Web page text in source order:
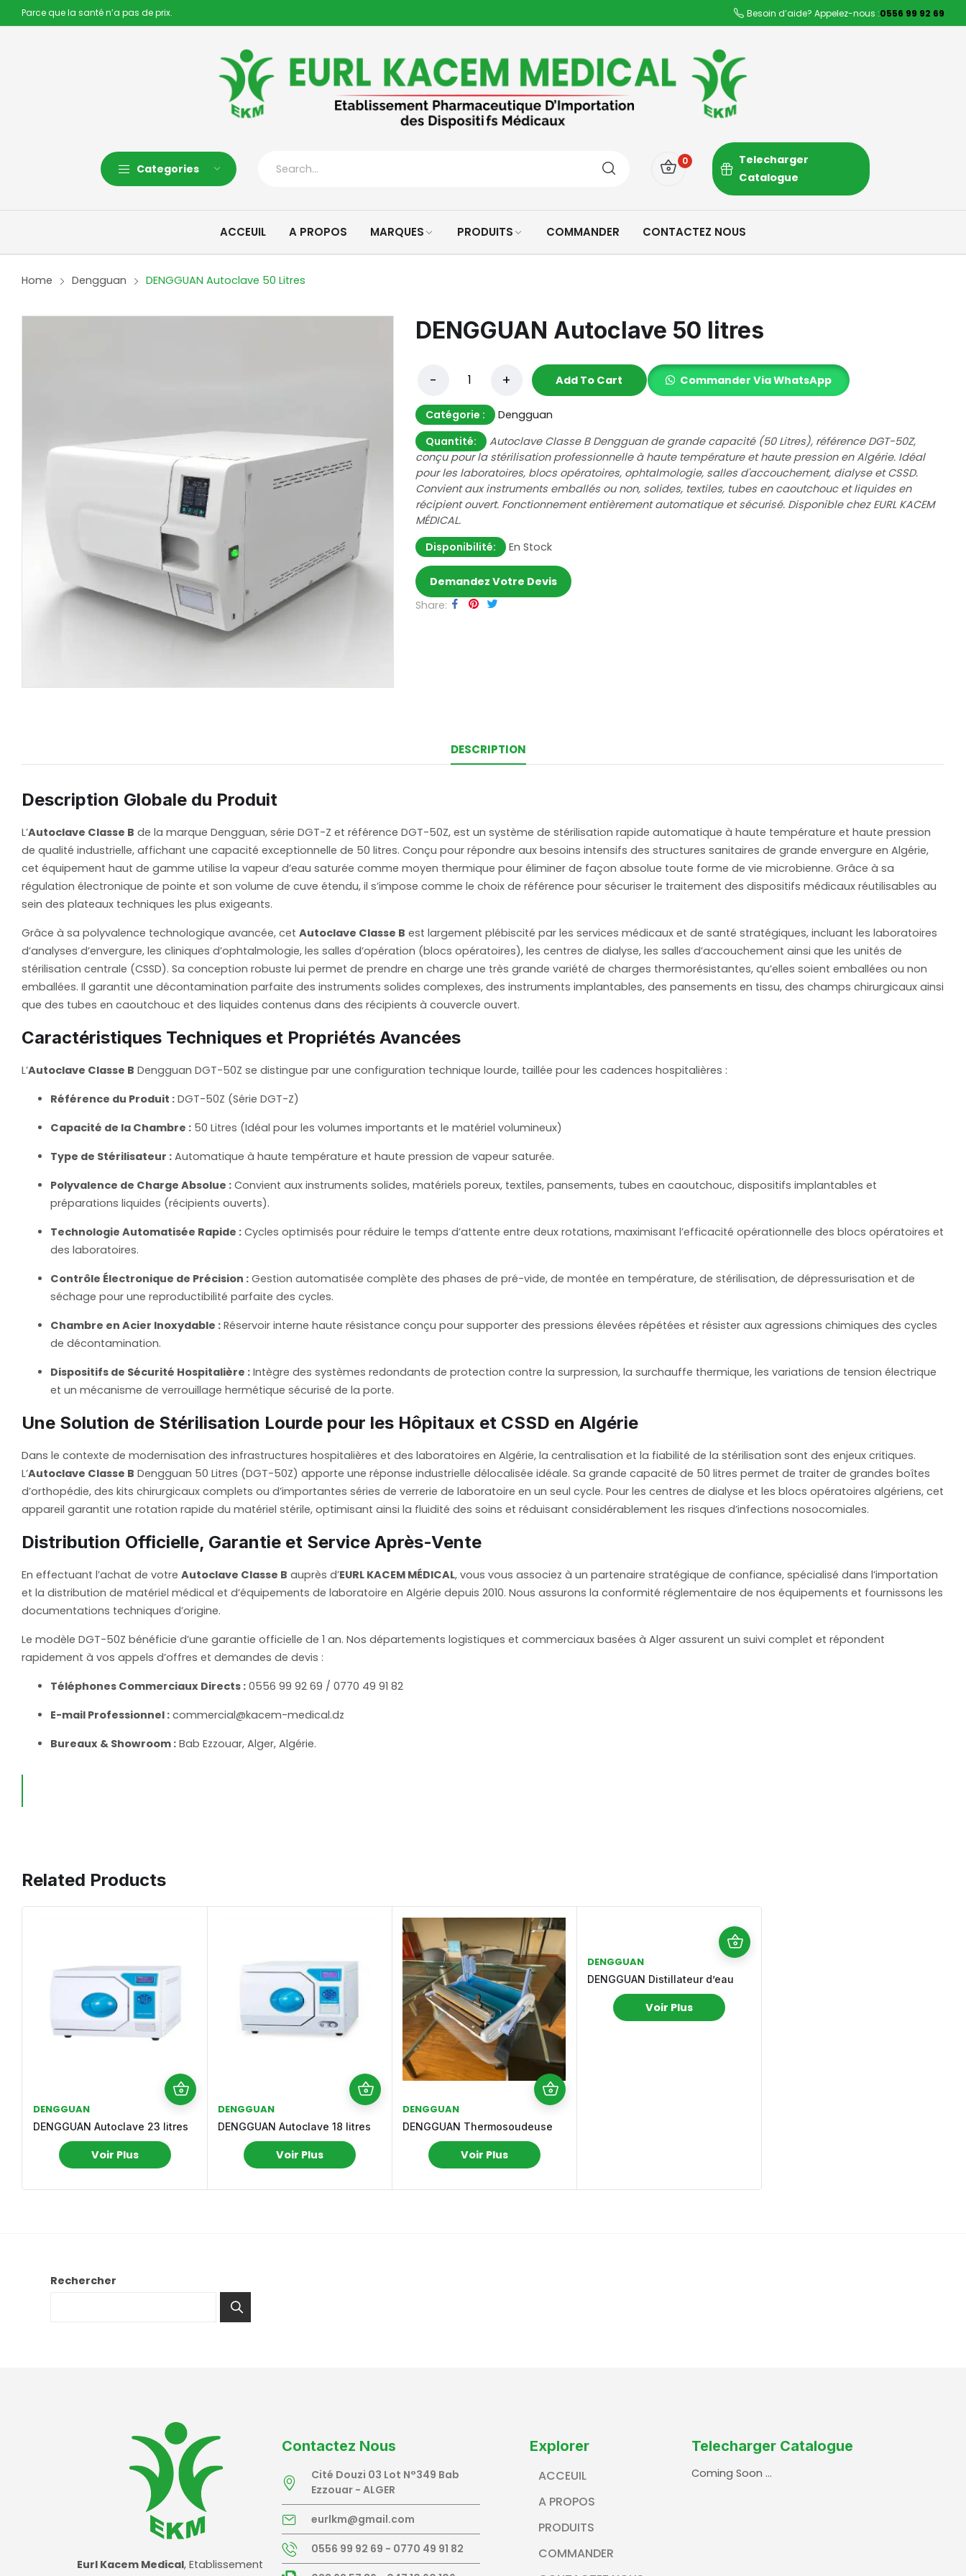
Parce que la santé n’a pas de prix. Besoin d’aide? Appelez-nous :0556 99 92 69
Categories
0
Telecharger
Catalogue
ACCEUIL A PROPOS MARQUES PRODUITS COMMANDER CONTACTEZ NOUS
Home Dengguan DENGGUAN Autoclave 50 Litres
DENGGUAN Autoclave 50 litres
Add To Cart Commander Via WhatsApp
Catégorie :
Dengguan
Quantité:
Autoclave Classe B Dengguan de grande capacité (50 Litres), référence DGT-50Z,
conçu pour la stérilisation professionnelle à haute température et haute pression en Algérie. Idéal
pour les laboratoires, blocs opératoires, ophtalmologie, salles d'accouchement, dialyse et CSSD.
Convient aux instruments emballés ou non, solides, textiles, tubes en caoutchouc et liquides en
récipient ouvert. Fonctionnement entièrement automatique et sécurisé. Disponible chez EURL KACEM
MÉDICAL.
Disponibilité:
En Stock
Demandez Votre Devis
Share
DESCRIPTION
Description Globale du Produit
L’Autoclave Classe B de la marque Dengguan, série DGT-Z et référence DGT-50Z, est un système de stérilisation rapide automatique à haute température et haute pression
de qualité industrielle, affichant une capacité exceptionnelle de 50 litres. Conçu pour répondre aux besoins intensifs des structures sanitaires de grande envergure en Algérie,
cet équipement haut de gamme utilise la vapeur d’eau saturée comme moyen thermique pour éliminer de façon absolue toute forme de vie microbienne. Grâce à sa
régulation électronique de pointe et son volume de cuve étendu, il s’impose comme le choix de référence pour sécuriser le traitement des dispositifs médicaux réutilisables au
sein des plateaux techniques les plus exigeants.
Grâce à sa polyvalence technologique avancée, cet Autoclave Classe B est largement plébiscité par les services médicaux et de santé stratégiques, incluant les laboratoires
d’analyses d’envergure, les cliniques d’ophtalmologie, les salles d’opération (blocs opératoires), les centres de dialyse, les salles d’accouchement ainsi que les unités de
stérilisation centrale (CSSD). Sa conception robuste lui permet de prendre en charge une très grande variété de charges thermorésistantes, qu’elles soient emballées ou non
emballées. Il garantit une décontamination parfaite des instruments solides complexes, des instruments implantables, des pansements en tissu, des champs chirurgicaux ainsi
que des tubes en caoutchouc et des liquides contenus dans des récipients à couvercle ouvert.
Caractéristiques Techniques et Propriétés Avancées
L’Autoclave Classe B Dengguan DGT-50Z se distingue par une configuration technique lourde, taillée pour les cadences hospitalières :
Référence du Produit : DGT-50Z (Série DGT-Z)
Capacité de la Chambre : 50 Litres (Idéal pour les volumes importants et le matériel volumineux)
Type de Stérilisateur : Automatique à haute température et haute pression de vapeur saturée.
Polyvalence de Charge Absolue : Convient aux instruments solides, matériels poreux, textiles, pansements, tubes en caoutchouc, dispositifs implantables et
préparations liquides (récipients ouverts).
Technologie Automatisée Rapide : Cycles optimisés pour réduire le temps d’attente entre deux rotations, maximisant l’efficacité opérationnelle des blocs opératoires et
des laboratoires.
Contrôle Électronique de Précision : Gestion automatisée complète des phases de pré-vide, de montée en température, de stérilisation, de dépressurisation et de
séchage pour une reproductibilité parfaite des cycles.
Chambre en Acier Inoxydable : Réservoir interne haute résistance conçu pour supporter des pressions élevées répétées et résister aux agressions chimiques des cycles
de décontamination.
Dispositifs de Sécurité Hospitalière : Intègre des systèmes redondants de protection contre la surpression, la surchauffe thermique, les variations de tension électrique
et un mécanisme de verrouillage hermétique sécurisé de la porte.
Une Solution de Stérilisation Lourde pour les Hôpitaux et CSSD en Algérie
Dans le contexte de modernisation des infrastructures hospitalières et des laboratoires en Algérie, la centralisation et la fiabilité de la stérilisation sont des enjeux critiques.
L’Autoclave Classe B Dengguan 50 Litres (DGT-50Z) apporte une réponse industrielle délocalisée idéale. Sa grande capacité de 50 litres permet de traiter de grandes boîtes
d’orthopédie, des kits chirurgicaux complets ou d’importantes séries de verrerie de laboratoire en un seul cycle. Pour les centres de dialyse et les blocs opératoires algériens, cet
appareil garantit une rotation rapide du matériel stérile, optimisant ainsi la fluidité des soins et réduisant considérablement les risques d’infections nosocomiales.
Distribution Officielle, Garantie et Service Après-Vente
En effectuant l’achat de votre Autoclave Classe B auprès d’EURL KACEM MÉDICAL, vous vous associez à un partenaire stratégique de confiance, spécialisé dans l’importation
et la distribution de matériel médical et d’équipements de laboratoire en Algérie depuis 2010. Nous assurons la conformité réglementaire de nos équipements et fournissons les
documentations techniques d’origine.
Le modèle DGT-50Z bénéficie d’une garantie officielle de 1 an. Nos départements logistiques et commerciaux basées à Alger assurent un suivi complet et répondent
rapidement à vos appels d’offres et demandes de devis :
Téléphones Commerciaux Directs : 0556 99 92 69 / 0770 49 91 82
E-mail Professionnel : commercial@kacem-medical.dz
Bureaux & Showroom : Bab Ezzouar, Alger, Algérie.
Related Products
DENGGUAN
DENGGUAN Autoclave 23 litres
Voir Plus
DENGGUAN
DENGGUAN Autoclave 18 litres
Voir Plus
DENGGUAN
DENGGUAN Thermosoudeuse
Voir Plus
DENGGUAN
DENGGUAN Distillateur d’eau
Voir Plus
Rechercher
Eurl Kacem Medical, Etablissement
Contactez Nous
Cité Douzi 03 Lot N°349 Bab
Ezzouar - ALGER
eurlkm@gmail.com
0556 99 92 69 - 0770 49 91 82
Explorer
ACCEUIL
A PROPOS
PRODUITS
COMMANDER
Telecharger Catalogue
Coming Soon …